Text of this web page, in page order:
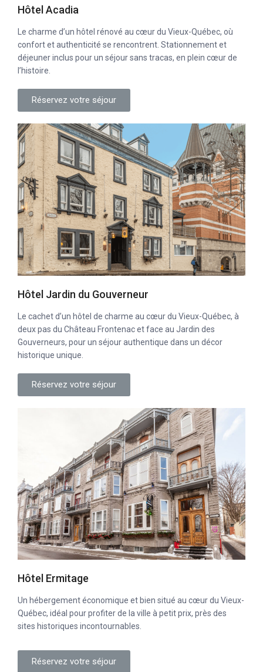
Hôtel Acadia
Le charme d’un hôtel rénové au cœur du Vieux-Québec, où
confort et authenticité se rencontrent. Stationnement et
déjeuner inclus pour un séjour sans tracas, en plein cœur de
l’histoire.
Réservez votre séjour
Hôtel Jardin du Gouverneur
Le cachet d’un hôtel de charme au cœur du Vieux-Québec, à
deux pas du Château Frontenac et face au Jardin des
Gouverneurs, pour un séjour authentique dans un décor
historique unique.
Réservez votre séjour
Hôtel Ermitage
Un hébergement économique et bien situé au cœur du Vieux-
Québec, idéal pour profiter de la ville à petit prix, près des
sites historiques incontournables.
Réservez votre séjour